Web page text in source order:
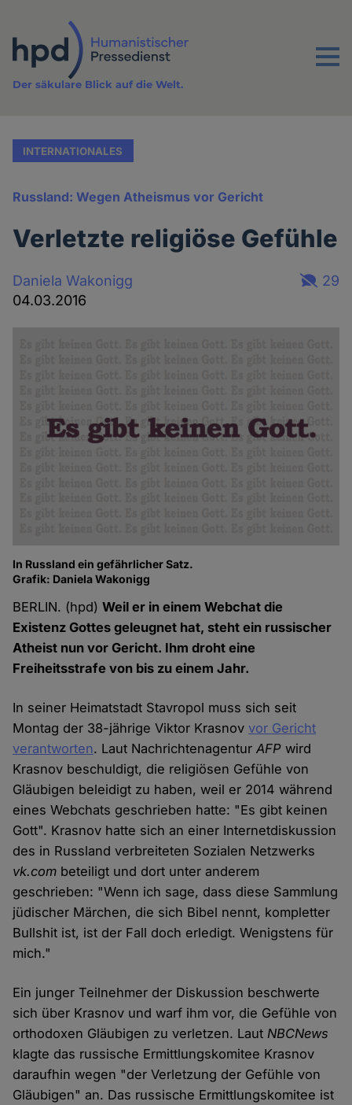
Inhalt
Menu
Der säkulare Blick auf die Welt.
INTERNATIONALES
Russland: Wegen Atheismus vor Gericht
Verletzte religiöse Gefühle
Daniela Wakonigg
04.03.2016
29
In Russland ein gefährlicher Satz.
Grafik: Daniela Wakonigg
BERLIN. (hpd)Weil er in einem Webchat die
Existenz Gottes geleugnet hat, steht ein russischer
Atheist nun vor Gericht. Ihm droht eine
Freiheitsstrafe von bis zu einem Jahr.
In seiner Heimatstadt Stavropol muss sich seit
Montag der 38-jährige Viktor Krasnovvor Gericht
verantworten. Laut NachrichtenagenturAFP wird
Krasnov beschuldigt, die religiösen Gefühle von
Gläubigen beleidigt zu haben, weil er 2014 während
eines Webchats geschrieben hatte: "Es gibt keinen
Gott". Krasnov hatte sich an einer Internetdiskussion
des in Russland verbreiteten Sozialen Netzwerks
vk.com beteiligt und dort unter anderem
geschrieben: "Wenn ich sage, dass diese Sammlung
jüdischer Märchen, die sich Bibel nennt, kompletter
Bullshit ist, ist der Fall doch erledigt. Wenigstens für
mich."
Ein junger Teilnehmer der Diskussion beschwerte
sich über Krasnov und warf ihm vor, die Gefühle von
orthodoxen Gläubigen zu verletzen. LautNBCNews
klagte das russische Ermittlungskomitee Krasnov
daraufhin wegen "der Verletzung der Gefühle von
Gläubigen" an. Das russische Ermittlungskomitee ist